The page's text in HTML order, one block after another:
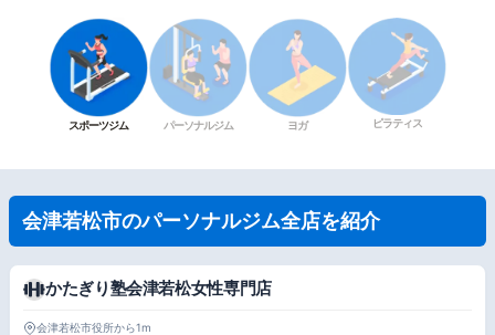
スポーツジム パーソナルジム ヨガ ピラティス
会津若松市のパーソナルジム全店を紹介
かたぎり塾会津若松女性専門店
会津若松市役所から1m